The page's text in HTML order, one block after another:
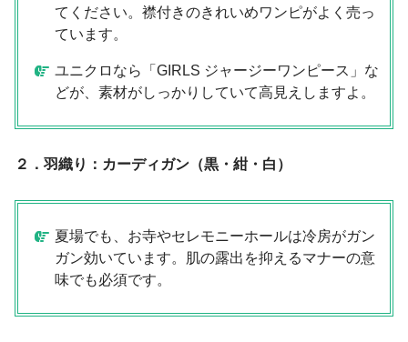
てください。襟付きのきれいめワンピがよく売っ
ています。
ユニクロなら「GIRLS ジャージーワンピース」な
どが、素材がしっかりしていて高見えしますよ。
２．羽織り：カーディガン（黒・紺・白）
夏場でも、お寺やセレモニーホールは冷房がガン
ガン効いています。肌の露出を抑えるマナーの意
味でも必須です。